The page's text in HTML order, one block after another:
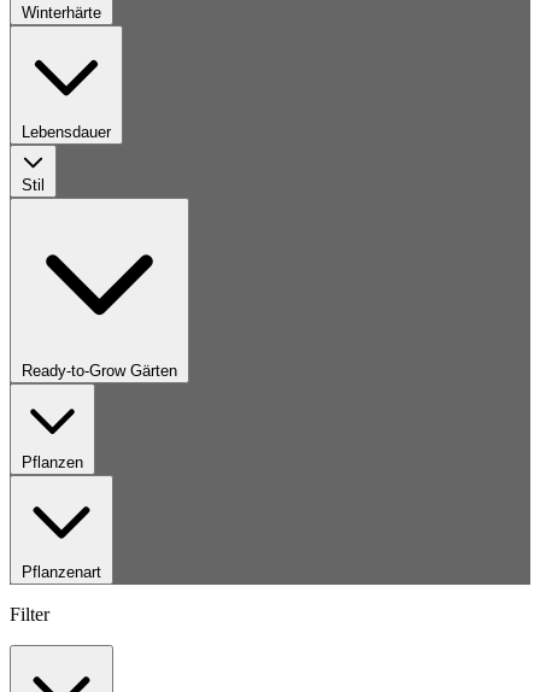
Winterhärte
Lebensdauer
Stil
Ready-to-Grow Gärten
Pflanzen
Pflanzenart
Filter